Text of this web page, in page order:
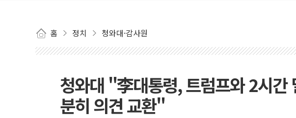
홈 정치 청와대·감사원
청와대 "李대통령, 트럼프와 2시
분히 의견 교환"